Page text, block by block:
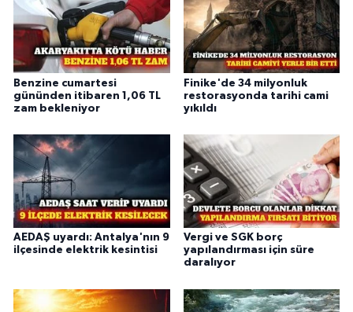
Benzine cumartesi
gününden itibaren 1,06 TL
zam bekleniyor
Finike'de 34 milyonluk
restorasyonda tarihi cami
yıkıldı
AEDAŞ uyardı: Antalya'nın 9
ilçesinde elektrik kesintisi
Vergi ve SGK borç
yapılandırması için süre
daralıyor